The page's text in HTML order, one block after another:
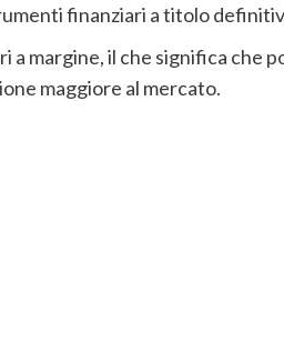
finanziari a titolo
margine, il che significa che
maggiore al mercato.